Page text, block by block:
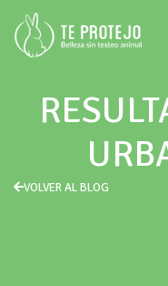
VOLVER AL BLOG